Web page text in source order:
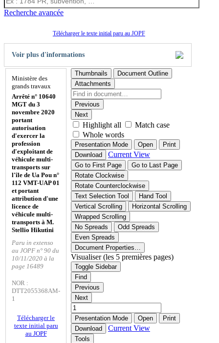
Recherche avancée
Télécharger le texte initial paru au JOPF
Voir plus d'informations
Ministère des
grands travaux
Arrêté n° 10640
MGT du 3
novembre 2020
portant
autorisation
d'exercer la
profession
d'exploitant de
véhicule multi-
transports sur
l'île de Ua Pou n°
112 VMT-UAP 01
et portant
attribution d'une
licence de
véhicule multi-
transports à M.
Stellio Hikutini
Paru in extenso
au JOPF n° 90 du
10/11/2020 à la
page 16489
NOR :
DTT2055368AM-
1
Télécharger le
texte initial paru
au JOPF
Thumbnails
Document Outline
Attachments
Previous
Next
Highlight all
Match case
Whole words
Presentation Mode Open
Print
Download
Current View
Go to First Page
Go to Last Page
Rotate Clockwise
Rotate Counterclockwise
Text Selection Tool
Hand Tool
Vertical Scrolling
Horizontal Scrolling
Wrapped Scrolling
No Spreads
Odd Spreads
Even Spreads
Document Properties…
Visualiser (les 5 premières pages)
Toggle Sidebar
Find
Previous
Next
Presentation Mode Open
Print
Download
Current View
Tools